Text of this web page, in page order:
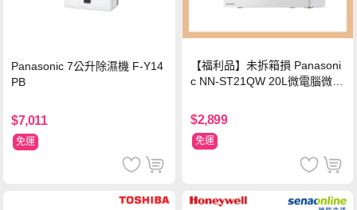
Panasonic 7公升除濕機 F-Y14
PB
$7,011
免運
【福利品】未拆箱損 Panasoni
c NN-ST21QW 20L微電腦微波
$2,899
免運